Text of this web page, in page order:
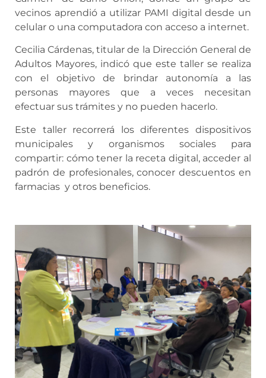
vecinos aprendió a utilizar PAMI digital desde un
celular o una computadora con acceso a internet.
Cecilia Cárdenas, titular de la Dirección General de
Adultos Mayores, indicó que este taller se realiza
con el objetivo de brindar autonomía a las
personas mayores que a veces necesitan
efectuar sus trámites y no pueden hacerlo.
Este taller recorrerá los diferentes dispositivos
municipales y organismos sociales para
compartir: cómo tener la receta digital, acceder al
padrón de profesionales, conocer descuentos en
farmacias y otros beneficios.